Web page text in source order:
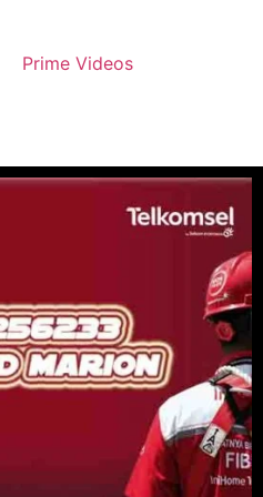
Prime Videos